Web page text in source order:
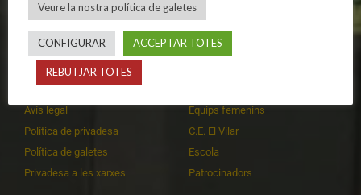
CLUB
Història
Organització
Avís legal
Política de privadesa
Política de galetes
Privadesa a les xarxes
EQUIPS
Primer equip masculí
Equips femenins
C.E. El Vilar
Escola
Patrocinadors
Veure la nostra política de galetes
CONFIGURAR ACCEPTAR TOTES
REBUTJAR TOTES